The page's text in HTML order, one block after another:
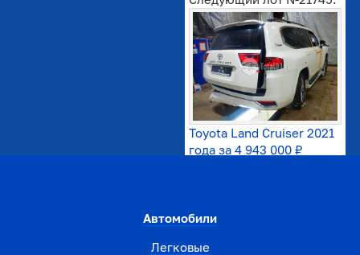
Toyota Land Cruiser 2021
года за 4 943 000 ₽
Автомобили
Легковые